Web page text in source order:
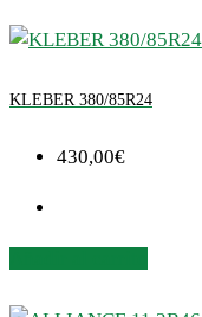
KLEBER 380/85R24
430,00€